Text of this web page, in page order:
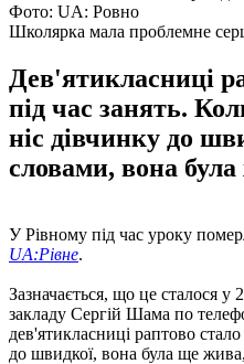
Фото: UA: Ровно
Школярка мала проблемне
Дев'ятикласниці
під час занять.
ніс дівчинку до
словами, вона
У Рівному під час уроку
UA:Рівне.
Зазначається, що це сталося у
закладу Сергій Шама по
дев'ятикласниці раптово
до швидкої, вона була ще